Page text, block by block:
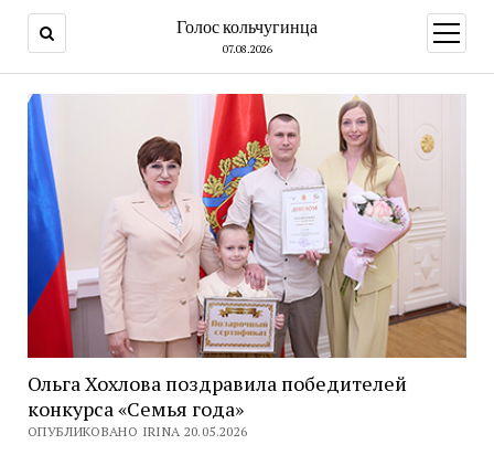
Голос кольчугинца
07.08.2026
меню
Ольга Хохлова поздравила победителей
конкурса «Семья года»
ОПУБЛИКОВАНО IRINA 20.05.2026